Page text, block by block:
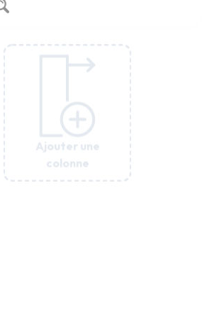
Ajouter une
colonne
Ajouter une
colonne
Ajouter une
colonne
Ajouter une
colonne
Ajouter une
colonne
Ajouter une
colonne